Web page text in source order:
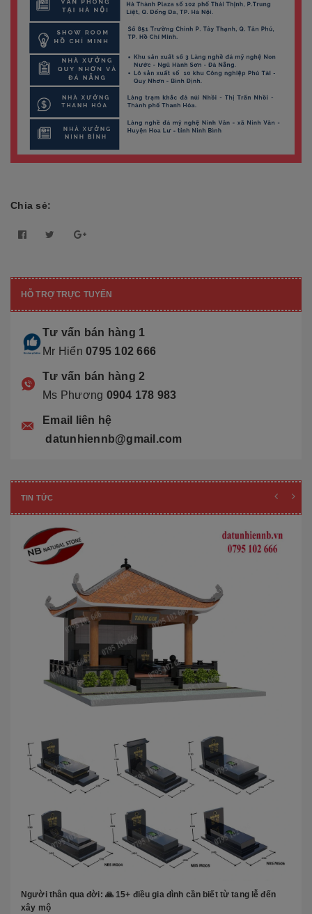
Chia sẻ:
HỖ TRỢ TRỰC TUYẾN
Tư vấn bán hàng 1
Mr Hiển 0795 102 666
Tư vấn bán hàng 2
Ms Phương 0904 178 983
Email liên hệ
datunhiennb@gmail.com
TIN TỨC
Người thân qua đời: 🙏 15+ điều gia đình cần biết từ tang lễ đến
xây mộ